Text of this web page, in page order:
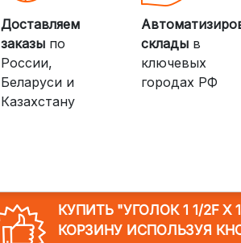
Доставляем
заказыпо
России,
Беларуси и
Казахстану
склады в
ключевых
городах РФ
КУПИТЬ "УГОЛОК 1 1/2F Х
КОРЗИНУ ИСПОЛЬЗУЯ